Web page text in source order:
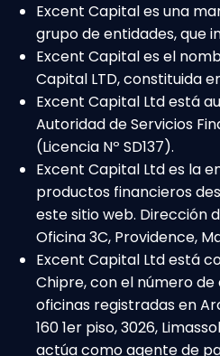
Excent Capital es una
grupo de entidades, que
Excent Capital es el
Capital LTD, constituida
Excent Capital Ltd está
Autoridad de Servicios
(Licencia Nº SD137).
Excent Capital Ltd es la
productos financieros
este sitio web. Dirección
Oficina 3C, Providence,
Excent Capital Ltd está
Chipre, con el número
oficinas registradas en
160 1er piso, 3026,
actúa como agente de